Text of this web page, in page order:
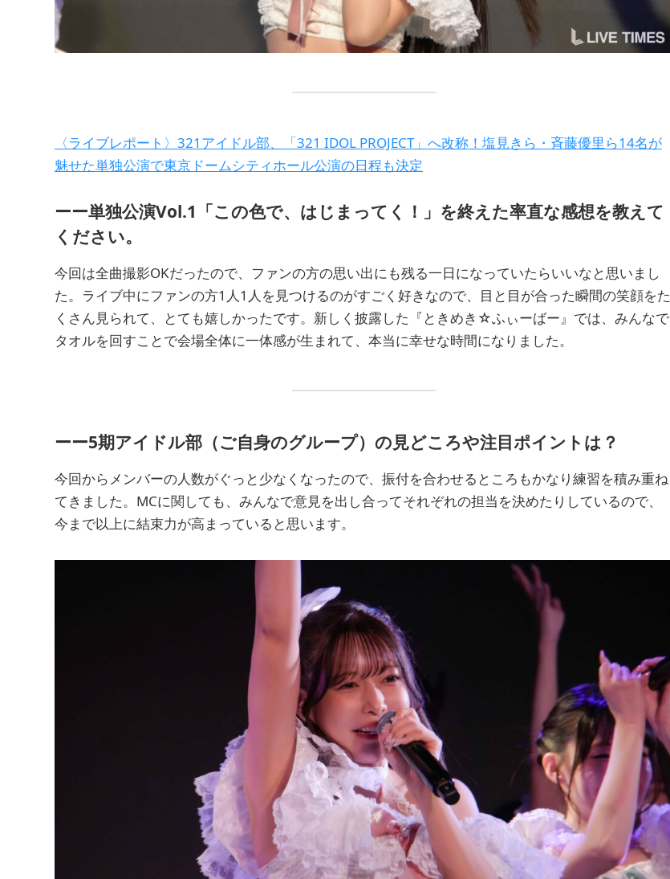
〈ライブレポート〉321アイドル部、「321 IDOL PROJECT」へ改称！塩見きら・斉藤優里ら14名が
魅せた単独公演で東京ドームシティホール公演の日程も決定
ーー単独公演Vol.1「この色で、はじまってく！」を終えた率直な感想を教えて
ください。
今回は全曲撮影OKだったので、ファンの方の思い出にも残る一日になっていたらいいなと思いまし
た。ライブ中にファンの方1人1人を見つけるのがすごく好きなので、目と目が合った瞬間の笑顔をた
くさん見られて、とても嬉しかったです。新しく披露した『ときめき☆ふぃーばー』では、みんなで
タオルを回すことで会場全体に一体感が生まれて、本当に幸せな時間になりました。
ーー5期アイドル部（ご自身のグループ）の見どころや注目ポイントは？
今回からメンバーの人数がぐっと少なくなったので、振付を合わせるところもかなり練習を積み重ね
てきました。MCに関しても、みんなで意見を出し合ってそれぞれの担当を決めたりしているので、
今まで以上に結束力が高まっていると思います。